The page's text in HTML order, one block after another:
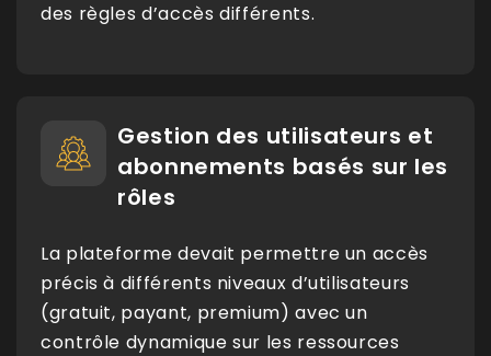
des règles d’accès différents.
Gestion des utilisateurs et
abonnements basés sur les
rôles
La plateforme devait permettre un accès
précis à différents niveaux d’utilisateurs
(gratuit, payant, premium) avec un
contrôle dynamique sur les ressources